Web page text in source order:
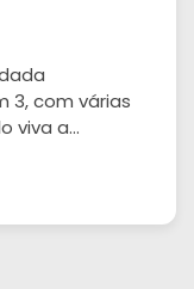
3, com várias
viva a...